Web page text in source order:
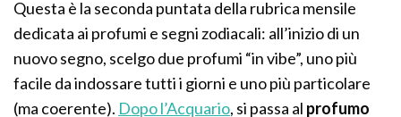
Questa è la seconda puntata della rubrica mensile
dedicata ai profumi e segni zodiacali: all’inizio di un
nuovo segno, scelgo due profumi “in vibe”, uno più
facile da indossare tutti i giorni e uno più particolare
(ma coerente). Dopo l’Acquario, si passa al profumo